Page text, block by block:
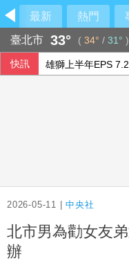
最新 熱門
臺北市 33° ( 34° / 31° )
快訊 雄獅上半年EPS
2026-05-11 |中央社
北市男為勸女友
辦